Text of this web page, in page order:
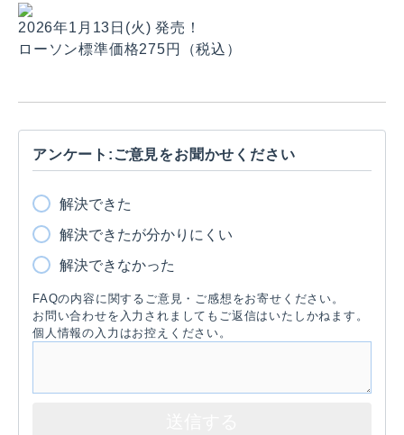
2026年1月13日(火) 発売！
ローソン標準価格275円（税込）
アンケート:ご意見をお聞かせください
解決できた
解決できたが分かりにくい
解決できなかった
FAQの内容に関するご意見・ご感想をお寄せください。
お問い合わせを入力されましてもご返信はいたしかねます。
個人情報の入力はお控えください。